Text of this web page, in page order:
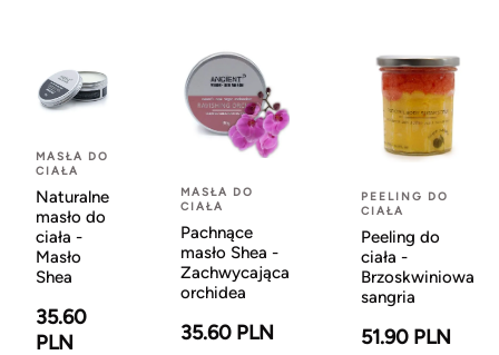
MASŁA DO
CIAŁA
Naturalne
masło do
ciała -
Masło
Shea
35.60
PLN
MASŁA DO
CIAŁA
Pachnące
masło Shea -
Zachwycająca
orchidea
35.60 PLN
PEELING DO
CIAŁA
Peeling do
ciała -
Brzoskwiniowa
sangria
51.90 PLN